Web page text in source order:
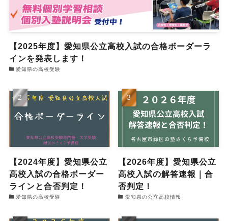
【2025年度】愛知県公立高校入試の合格ボーダーラ
インを発表します！
愛知県の高校受験
【2024年度】愛知県公立
高校入試の合格ボーダー
ラインと合否判定！
愛知県の高校受験
【2026年度】愛知県公立
高校入試の解答速報｜合
否判定！
愛知県の公立高校情報